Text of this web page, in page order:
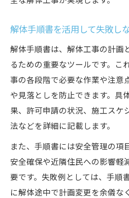
を解説
専門業者の解体工事
解体工事の届出や法
しよう
解体手順やフローチャー
解体工事の手順をフロ
やすく解説
家の解体工程表を使
手順
一軒家解体の順番と
解体手順書を活用して失敗し
解体手順書は、解体工事の計画
るための重要なツールです。こ
事の各段階で必要な作業や注意
や見落としを防止できます。具
果、許可申請の状況、施工スケ
法などを詳細に記載します。
また、手順書には安全管理の項
安全確保や近隣住民への影響軽
要です。失敗例としては、手順
に解体途中で計画変更を余儀な